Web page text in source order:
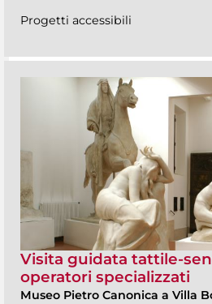
Progetti accessibili
Visita guidata tattile-
operatori specializzati
Museo Pietro Canonica a Villa